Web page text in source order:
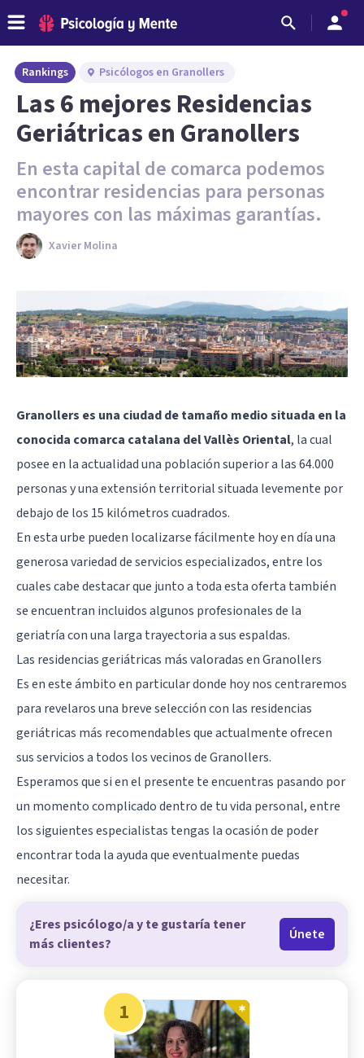
Rankings Psicólogos en Granollers
Las 6 mejores Residencias
Geriátricas en Granollers
En esta capital de comarca podemos
encontrar residencias para personas
mayores con las máximas garantías.
Xavier Molina
Granollers es una ciudad de tamaño medio situada en la
conocida comarca catalana del Vallès Oriental, la cual
posee en la actualidad una población superior a las 64.000
personas y una extensión territorial situada levemente por
debajo de los 15 kilómetros cuadrados.
En esta urbe pueden localizarse fácilmente hoy en día una
generosa variedad de servicios especializados, entre los
cuales cabe destacar que junto a toda esta oferta también
se encuentran incluidos algunos profesionales de la
geriatría con una larga trayectoria a sus espaldas.
Las residencias geriátricas más valoradas en Granollers
Es en este ámbito en particular donde hoy nos centraremos
para revelaros una breve selección con las residencias
geriátricas más recomendables que actualmente ofrecen
sus servicios a todos los vecinos deGranollers.
Esperamos que si en el presente te encuentras pasando por
un momento complicado dentro de tu vida personal, entre
los siguientes especialistas tengas la ocasión de poder
encontrar toda la ayuda que eventualmente puedas
necesitar.
¿Eres psicólogo/a y te gustaría tener
más clientes?
Únete
1